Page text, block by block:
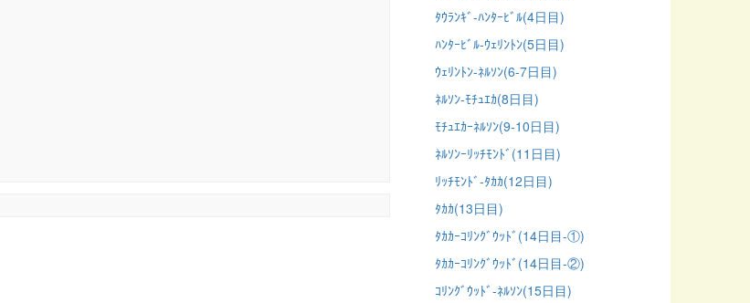
ﾀｳﾗﾝｷﾞ-ﾊﾝﾀｰﾋﾞﾙ(4日目)
ﾊﾝﾀｰﾋﾞﾙ-ｳｪﾘﾝﾄﾝ(5日目)
ｳｪﾘﾝﾄﾝ-ﾈﾙｿﾝ(6-7日目)
ﾈﾙｿﾝ-ﾓﾁｭｴｶ(8日目)
ﾓﾁｭｴｶｰﾈﾙｿﾝ(9-10日目)
ﾈﾙｿﾝｰﾘｯﾁﾓﾝﾄﾞ(11日目)
ﾘｯﾁﾓﾝﾄﾞ-ﾀｶｶ(12日目)
ﾀｶｶ(13日目)
ﾀｶｶｰｺﾘﾝｸﾞｳｯﾄﾞ(14日目-①)
ﾀｶｶｰｺﾘﾝｸﾞｳｯﾄﾞ(14日目-②)
ｺﾘﾝｸﾞｳｯﾄﾞ-ﾈﾙｿﾝ(15日目)